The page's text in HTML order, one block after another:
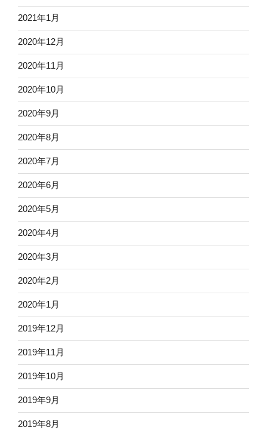
2021年1月
2020年12月
2020年11月
2020年10月
2020年9月
2020年8月
2020年7月
2020年6月
2020年5月
2020年4月
2020年3月
2020年2月
2020年1月
2019年12月
2019年11月
2019年10月
2019年9月
2019年8月